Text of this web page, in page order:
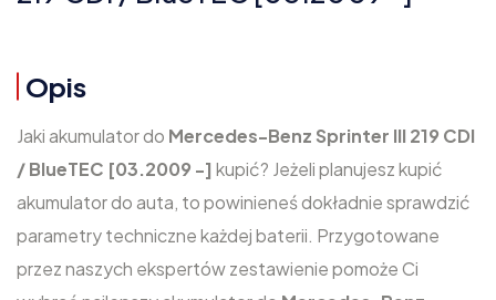
Opis
Jaki akumulator do Mercedes-Benz Sprinter III 219 CDI
/ BlueTEC [03.2009 -] kupić? Jeżeli planujesz kupić
akumulator do auta, to powinieneś dokładnie sprawdzić
parametry techniczne każdej baterii. Przygotowane
przez naszych ekspertów zestawienie pomoże Ci